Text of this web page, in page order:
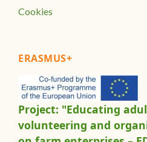
Cookies
ERASMUS+
Project: "Educating
volunteering and